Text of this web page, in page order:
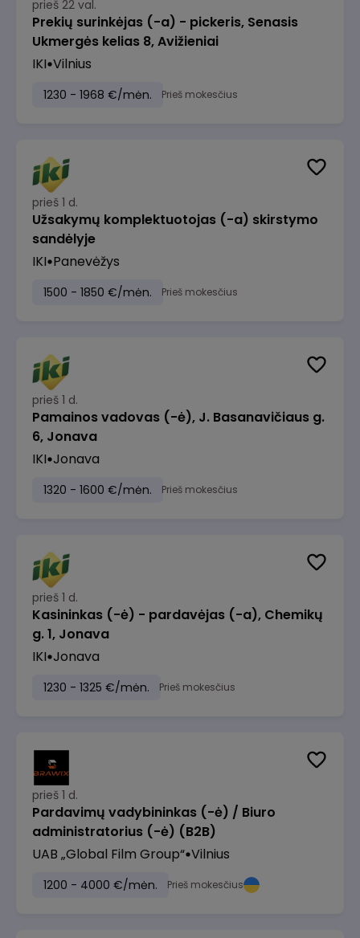
prieš 22 val.
Prekių surinkėjas (-a) - pickeris, Senasis
Ukmergės kelias 8, Avižieniai
IKI Vilnius
1230 - 1968 €/mėn. Prieš mokesčius
prieš 1 d.
Užsakymų komplektuotojas (-a) skirstymo
sandėlyje
IKI Panevėžys
1500 - 1850 €/mėn. Prieš mokesčius
prieš 1 d.
Pamainos vadovas (-ė), J. Basanavičiaus g.
6, Jonava
IKI Jonava
1320 - 1600 €/mėn. Prieš mokesčius
prieš 1 d.
Kasininkas (-ė) - pardavėjas (-a), Chemikų
g. 1, Jonava
IKI Jonava
1230 - 1325 €/mėn. Prieš mokesčius
prieš 1 d.
Pardavimų vadybininkas (-ė) / Biuro
administratorius (-ė) (B2B)
UAB „Global Film Group“ Vilnius
1200 - 4000 €/mėn. Prieš mokesčius